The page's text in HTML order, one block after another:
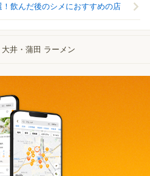
！飲んだ後のシメにおすすめの店
大井・蒲田 ラーメン